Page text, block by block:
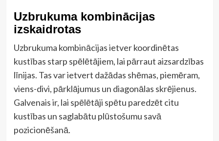
Uzbrukuma kombinācijas
izskaidrotas
Uzbrukuma kombinācijas ietver koordinētas
kustības starp spēlētājiem, lai pārraut aizsardzības
līnijas. Tas var ietvert dažādas shēmas, piemēram,
viens-divi, pārklājumus un diagonālas skrējienus.
Galvenais ir, lai spēlētāji spētu paredzēt citu
kustības un saglabātu plūstošumu savā
pozicionēšanā.